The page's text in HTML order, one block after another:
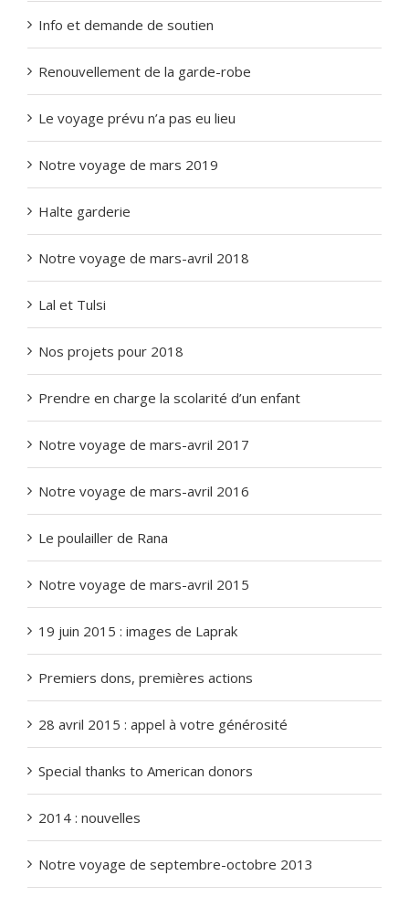
Info et demande de soutien
Renouvellement de la garde-robe
Le voyage prévu n’a pas eu lieu
Notre voyage de mars 2019
Halte garderie
Notre voyage de mars-avril 2018
Lal et Tulsi
Nos projets pour 2018
Prendre en charge la scolarité d’un enfant
Notre voyage de mars-avril 2017
Notre voyage de mars-avril 2016
Le poulailler de Rana
Notre voyage de mars-avril 2015
19 juin 2015 : images de Laprak
Premiers dons, premières actions
28 avril 2015 : appel à votre générosité
Special thanks to American donors
2014 : nouvelles
Notre voyage de septembre-octobre 2013
BIENVENUE
QUI SOMMES-NOUS ?
QUE FAISONS-NOUS ?
COMMENT NOUS AIDER ?
CONTACT
LIENS